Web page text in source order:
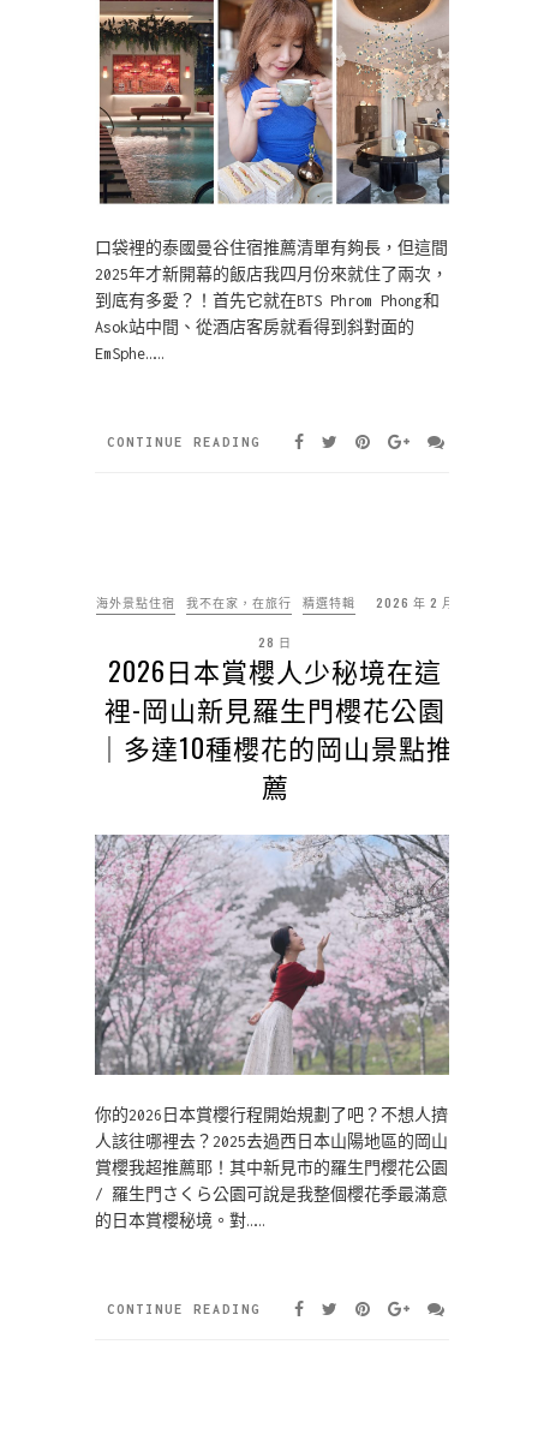
口袋裡的泰國曼谷住宿推薦清單有夠長，但這間
2025年才新開幕的飯店我四月份來就住了兩次，
到底有多愛？！首先它就在BTS Phrom Phong和
Asok站中間、從酒店客房就看得到斜對面的
EmSphe……
CONTINUE READING
海外景點住宿 我不在家，在旅行 精選特輯 2026 年 2 月
28 日
2026日本賞櫻人少秘境在這
裡-岡山新見羅生門櫻花公園
｜多達10種櫻花的岡山景點推
薦
你的2026日本賞櫻行程開始規劃了吧？不想人擠
人該往哪裡去？2025去過西日本山陽地區的岡山
賞櫻我超推薦耶！其中新見市的羅生門櫻花公園
/ 羅生門さくら公園可說是我整個櫻花季最滿意
的日本賞櫻秘境。對……
CONTINUE READING